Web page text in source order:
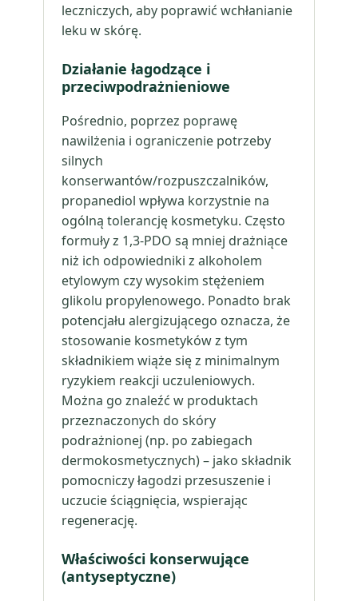
leczniczych, aby poprawić wchłanianie
leku w skórę.
Działanie łagodzące i
przeciwpodrażnieniowe
Pośrednio, poprzez poprawę
nawilżenia i ograniczenie potrzeby
silnych
konserwantów/rozpuszczalników,
propanediol wpływa korzystnie na
ogólną tolerancję kosmetyku. Często
formuły z 1,3-PDO są mniej drażniące
niż ich odpowiedniki z alkoholem
etylowym czy wysokim stężeniem
glikolu propylenowego. Ponadto brak
potencjału alergizującego oznacza, że
stosowanie kosmetyków z tym
składnikiem wiąże się z minimalnym
ryzykiem reakcji uczuleniowych.
Można go znaleźć w produktach
przeznaczonych do skóry
podrażnionej (np. po zabiegach
dermokosmetycznych) – jako składnik
pomocniczy łagodzi przesuszenie i
uczucie ściągnięcia, wspierając
regenerację.
Właściwości konserwujące
(antyseptyczne)